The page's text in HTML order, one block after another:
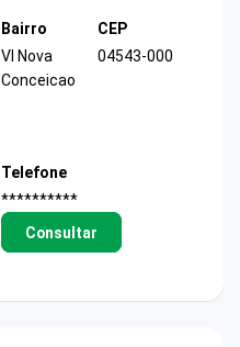
Bairro
Vl Nova
Conceicao
CEP
04543-000
Telefone
**********
Consultar